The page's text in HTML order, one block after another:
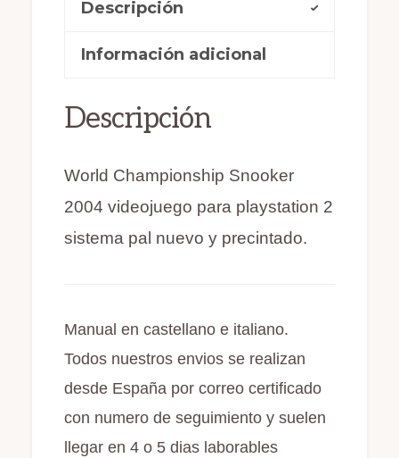
cantidad
e
b
o
k
o
d
n
l
ar
r
Descripción
Información adicional
Descripción
World Championship Snooker
2004 videojuego para playstation 2
sistema pal nuevo y precintado.
Manual en castellano e italiano.
Todos nuestros envios se realizan
desde España por correo certificado
con numero de seguimiento y suelen
llegar en 4 o 5 dias laborables